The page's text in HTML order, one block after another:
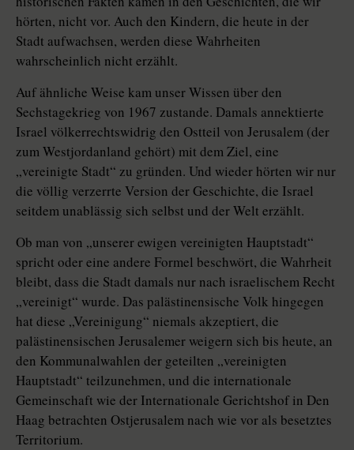
hörten, nicht vor. Auch den Kindern, die heute in der
Stadt aufwachsen, werden diese Wahrheiten
wahrscheinlich nicht erzählt.
Auf ähnliche Weise kam unser Wissen über den
Sechstagekrieg von 1967 zustande. Damals annektierte
Israel völkerrechtswidrig den Ostteil von Jerusalem (der
zum Westjordanland gehört) mit dem Ziel, eine
„vereinigte Stadt“ zu gründen. Und wieder hörten wir nur
die völlig verzerrte Version der Geschichte, die Israel
seitdem unablässig sich selbst und der Welt erzählt.
Ob man von „unserer ewigen vereinigten Hauptstadt“
spricht oder eine andere Formel beschwört, die Wahrheit
bleibt, dass die Stadt damals nur nach israelischem Recht
„vereinigt“ wurde. Das palästinensische Volk hingegen
hat diese „Vereinigung“ niemals akzeptiert, die
palästinensischen Jerusalemer weigern sich bis heute, an
den Kommunalwahlen der geteilten „vereinigten
Hauptstadt“ teilzunehmen, und die internationale
Gemeinschaft wie der Internationale Gerichtshof in Den
Haag betrachten Ostjerusalem nach wie vor als besetztes
Territorium.